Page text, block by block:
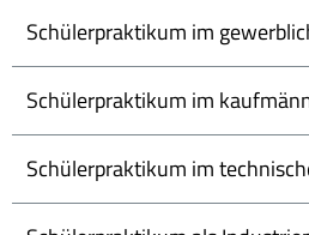
Schülerpraktikum im
Schülerpraktikum im
Schülerpraktikum im